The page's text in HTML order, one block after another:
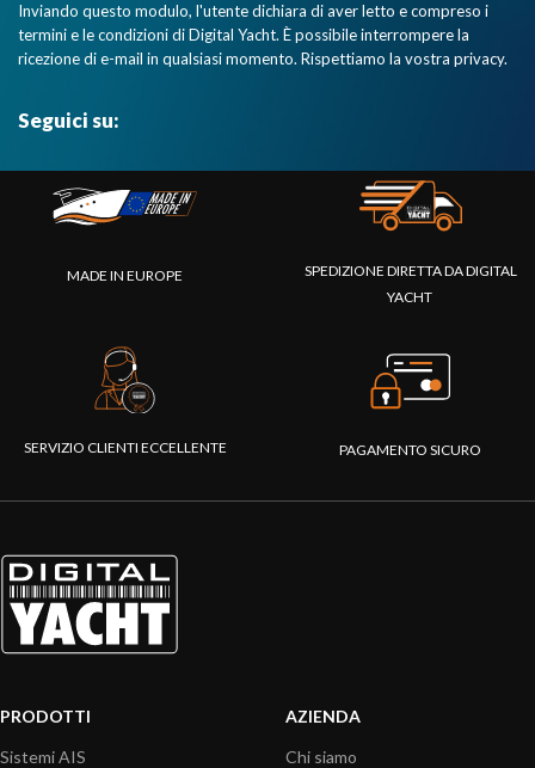
Inviando questo modulo, l'utente dichiara di aver letto e compreso i
termini e le condizioni di Digital Yacht. È possibile interrompere la
ricezione di e-mail in qualsiasi momento. Rispettiamo la vostra privacy.
Seguici su:
MADE IN EUROPE
SPEDIZIONE DIRETTA DA DIGITAL
YACHT
SERVIZIO CLIENTI ECCELLENTE PAGAMENTO SICURO
PRODOTTI
Sistemi AIS
AZIENDA
Chi siamo